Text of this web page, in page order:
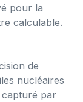
pour la
calculable.
de
nucléaires
capturé par